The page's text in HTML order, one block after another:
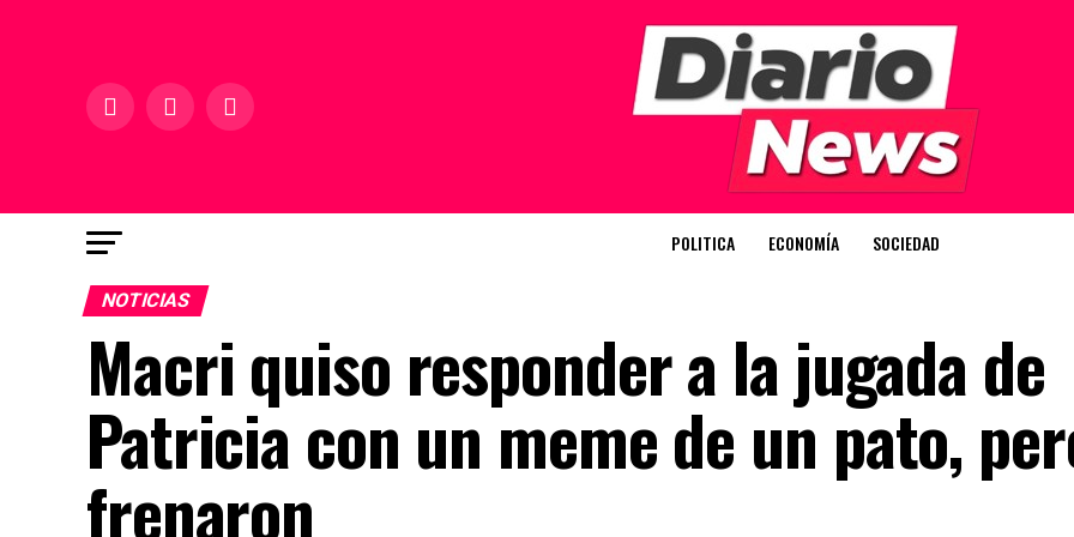
POLITICA ECONOMÍA SOCIEDAD
NOTICIAS
Macri quiso responder a la jugada de
Patricia con un meme de un pato,
frenaron